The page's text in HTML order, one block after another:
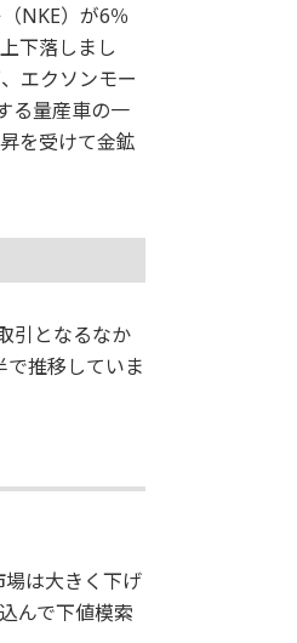
NKE）が6％
下落しまし
エクソンモー
る量産車の一
を受けて金鉱
引となるなか
推移していま
は大きく下げ
んで下値模索